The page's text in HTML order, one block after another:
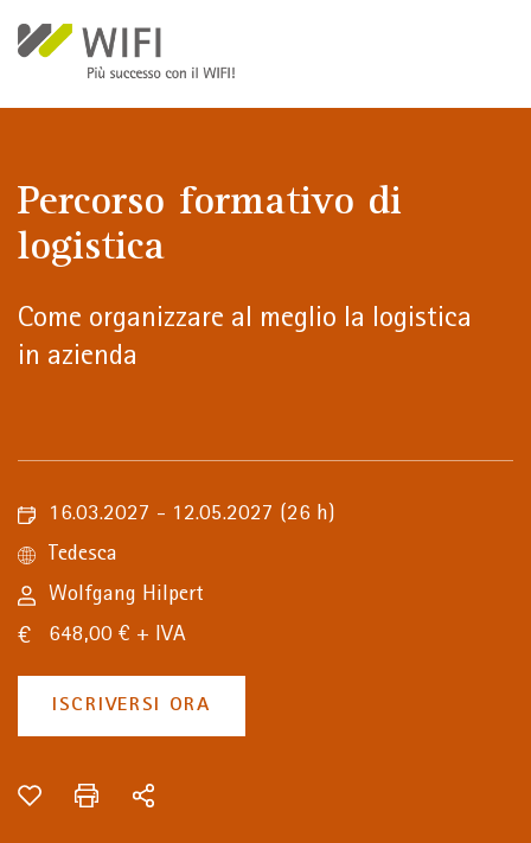
Percorso formativo di
logistica
Come organizzare al meglio la logistica
in azienda
16.03.2027 - 12.05.2027 (26 h)
Tedesca
Wolfgang Hilpert
648,00 € + IVA
ISCRIVERSI ORA